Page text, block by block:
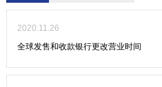
2020.11.26
全球发售和收款银行更改营业时间